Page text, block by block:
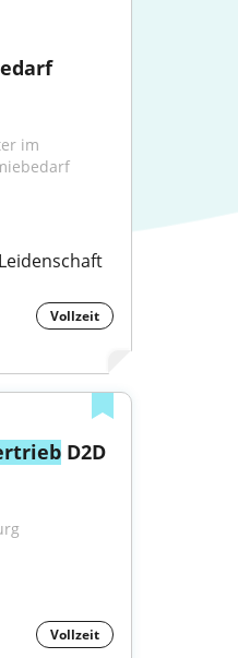
im
Vollzeit
D2D
Vollzeit